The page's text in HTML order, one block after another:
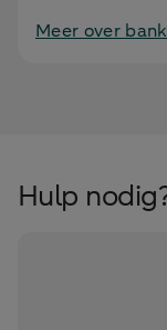
Meer over
Hulp